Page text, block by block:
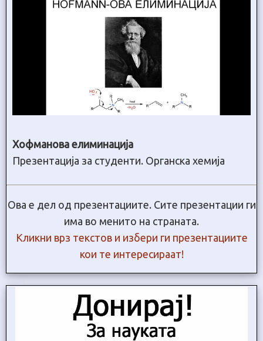
Хофманова елиминација
Презентација за студенти. Органска хемија
Ова е дел од презентациите. Сите презентации ги
има во менито на страната.
Кликни врз текстов и избери ги презентациите
кои те интересираат!